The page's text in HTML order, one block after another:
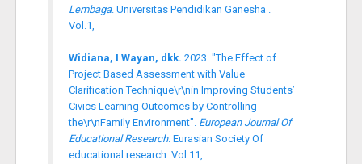
Lembaga. Universitas Pendidikan Ganesha .
Vol.1,
Widiana, I Wayan, dkk. 2023. "The Effect of
Project Based Assessment with Value
Clarification Technique\r\nin Improving Students’
Civics Learning Outcomes by Controlling
the\r\nFamily Environment". European Journal Of
Educational Research. Eurasian Society Of
educational research. Vol.11,